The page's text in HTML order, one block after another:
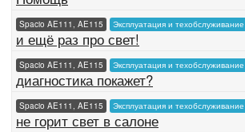
Spacio AE111, AE115 Эксплуатация и техобслуживание
и ещё раз про свет!
Spacio AE111, AE115 Эксплуатация и техобслуживание
диагностика покажет?
Spacio AE111, AE115 Эксплуатация и техобслуживание
не горит свет в салоне